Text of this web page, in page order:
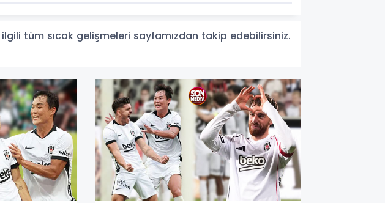
tüm sıcak gelişmeleri sayfamızdan takip edebilirsiniz.